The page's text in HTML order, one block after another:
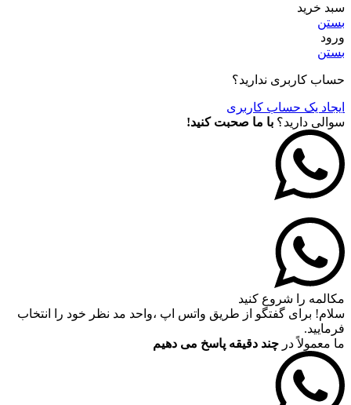
سبد خرید
بستن
ورود
بستن
حساب کاربری ندارید؟
ایجاد یک حساب کاربری
سوالی دارید؟ با ما صحبت کنید!
مکالمه را شروع کنید
سلام! برای گفتگو از طریق واتس اپ ،واحد مد نظر خود را انتخاب
فرمایید.
ما معمولاً در چند دقیقه پاسخ می دهیم